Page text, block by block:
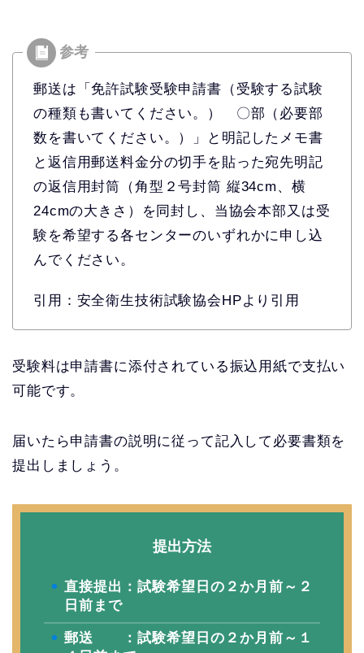
郵送は「免許試験受験申請書（受験する試験
の種類も書いてください。） 〇部（必要部
数を書いてください。）」と明記したメモ書
と返信用郵送料金分の切手を貼った宛先明記
の返信用封筒（角型２号封筒 縦34cm、横
24cmの大きさ）を同封し、当協会本部又は受
験を希望する各センターのいずれかに申し込
んでください。
引用：安全衛生技術試験協会HPより引用
受験料は申請書に添付されている振込用紙で支払い
可能です。
届いたら申請書の説明に従って記入して必要書類を
提出しましょう。
提出方法
直接提出：試験希望日の２か月前～２
日前まで
郵送 ：試験希望日の２か月前～１